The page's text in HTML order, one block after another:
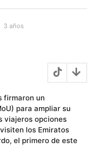
3 años
firmaron un
para ampliar su
viajeros opciones
los Emiratos
el primero de este